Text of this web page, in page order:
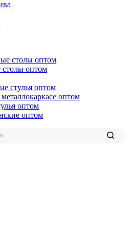
столы оптом
оптом
стулья оптом
оптом
оптом
оптом